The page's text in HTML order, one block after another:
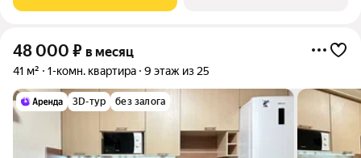
48 000 ₽ в месяц
41 м² 1-комн. квартира 9 этаж из 25
3D-тур без залога